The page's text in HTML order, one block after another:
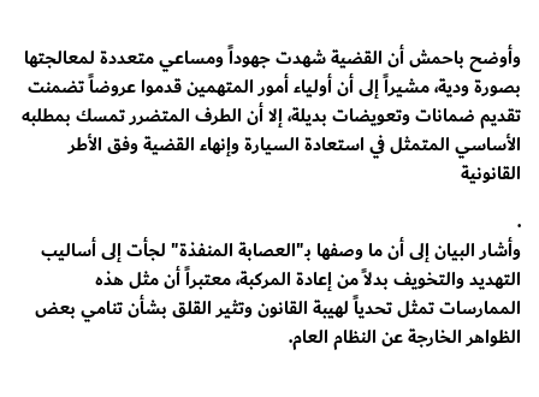
وأوضح باحمش أن القضية شهدت جهوداً ومساعي متعددة لمعالجتها
بصورة ودية، مشيراً إلى أن أولياء أمور المتهمين قدموا عروضاً تضمنت
تقديم ضمانات وتعويضات بديلة، إلا أن الطرف المتضرر تمسك بمطلبه
الأساسي المتمثل في استعادة السيارة وإنهاء القضية وفق الأطر
القانونية
.
وأشار البيان إلى أن ما وصفها بـ"العصابة المنفذة" لجأت إلى أساليب
التهديد والتخويف بدلاً من إعادة المركبة، معتبراً أن مثل هذه
الممارسات تمثل تحدياً لهيبة القانون وتثير القلق بشأن تنامي بعض
الظواهر الخارجة عن النظام العام.